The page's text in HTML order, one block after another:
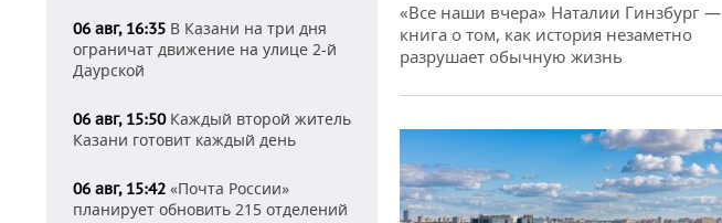
06 авг, 16:35 В Казани на три дня
ограничат движение на улице 2-й
Даурской
06 авг, 15:50Каждый второй житель
Казани готовит каждый день
06 авг, 15:42 «Почта России»
планирует обновить 215 отделений
«Все наши вчера» Наталии Гинзбург —
книга о том, как история незаметно
разрушает обычную жизнь